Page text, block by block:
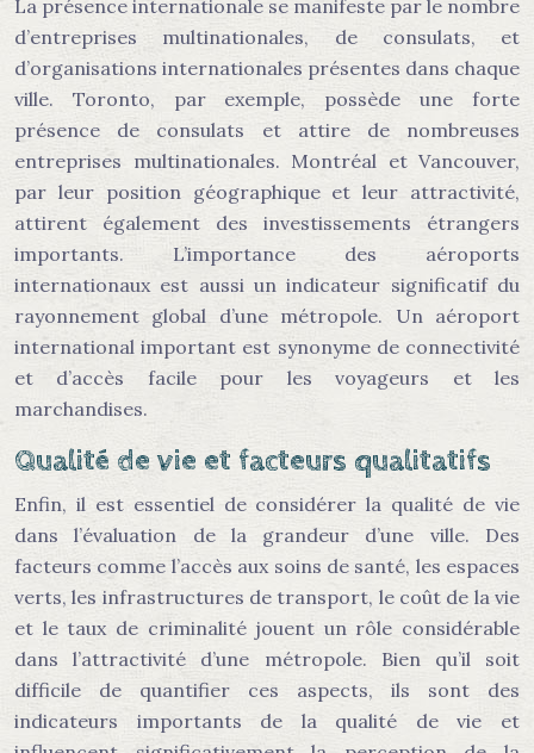
La présence internationale se manifeste par le nombre
d’entreprises multinationales, de consulats, et
d’organisations internationales présentes dans chaque
ville. Toronto, par exemple, possède une forte
présence de consulats et attire de nombreuses
entreprises multinationales. Montréal et Vancouver,
par leur position géographique et leur attractivité,
attirent également des investissements étrangers
importants. L’importance des aéroports
internationaux est aussi un indicateur significatif du
rayonnement global d’une métropole. Un aéroport
international important est synonyme de connectivité
et d’accès facile pour les voyageurs et les
marchandises.
Qualité de vie et facteurs qualitatifs
Enfin, il est essentiel de considérer la qualité de vie
dans l’évaluation de la grandeur d’une ville. Des
facteurs comme l’accès aux soins de santé, les espaces
verts, les infrastructures de transport, le coût de la vie
et le taux de criminalité jouent un rôle considérable
dans l’attractivité d’une métropole. Bien qu’il soit
difficile de quantifier ces aspects, ils sont des
indicateurs importants de la qualité de vie et